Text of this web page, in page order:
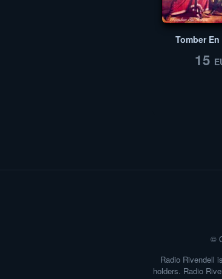
Tomber
15
©
Radio Rivendell
holders. Radio